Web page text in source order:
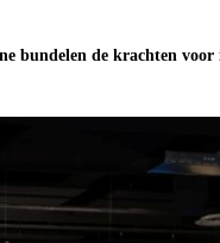
bundelen de krachten voor